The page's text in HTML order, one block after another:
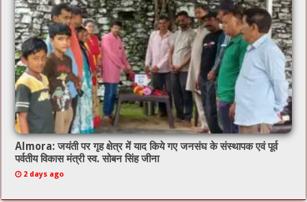
Almora: जयंती पर गृह क्षेत्र में याद किये गए जनसंघ के संस्थापक एवं पूर्व
पर्वतीय विकास मंत्री स्व. सोबन सिंह जीना
2 days ago